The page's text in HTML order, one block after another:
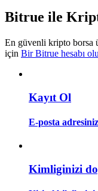
Ticaret bilgileri
Bitrue ile
En güvenli kripto borsa
için Bir Bitrue hesabı
Kayıt Ol
E-posta
Kimliginizi